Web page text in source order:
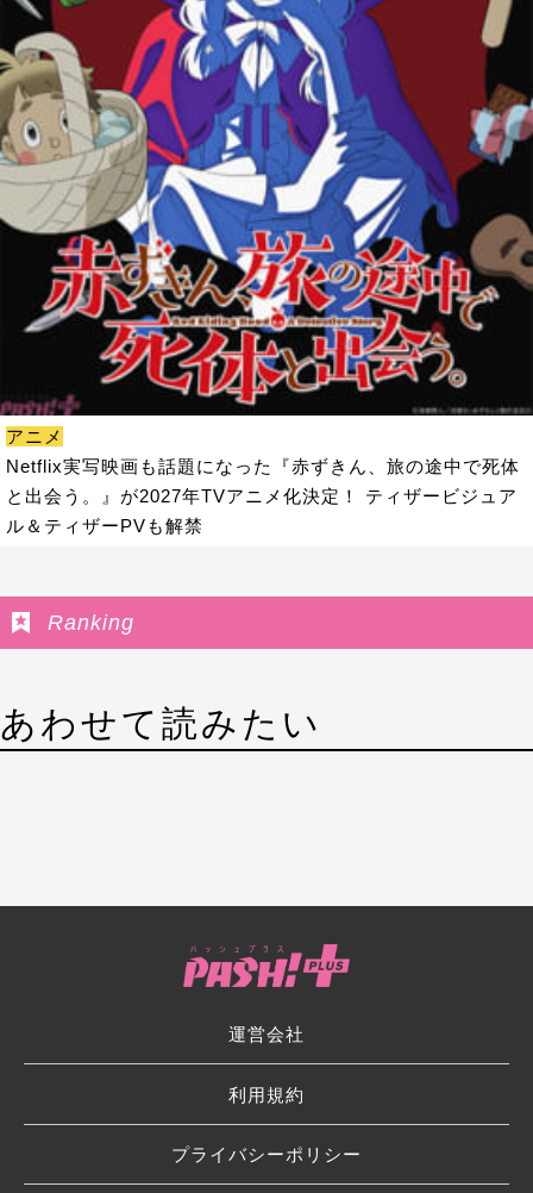
アニメ
Netflix実写映画も話題になった『赤ずきん、旅の途中で死体
と出会う。』が2027年TVアニメ化決定！ ティザービジュア
ル＆ティザーPVも解禁
Ranking
あわせて読みたい
運営会社
利用規約
プライバシーポリシー